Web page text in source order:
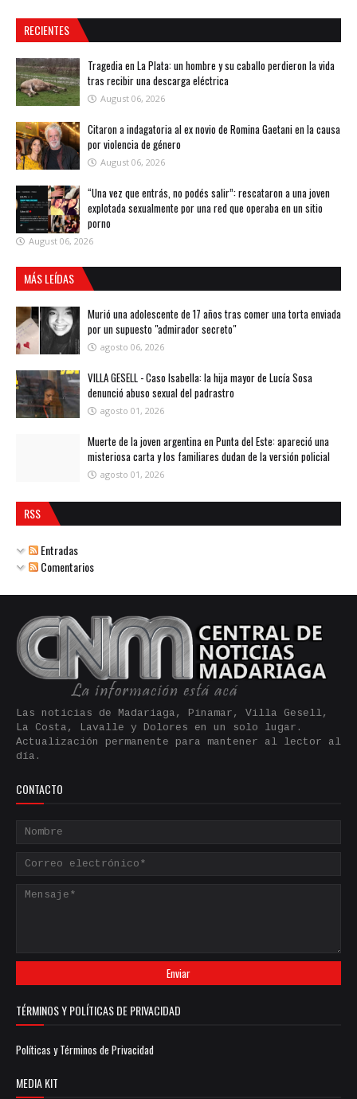
RECIENTES
Tragedia en La Plata: un hombre y su caballo perdieron la vida
tras recibir una descarga eléctrica
August 06, 2026
Citaron a indagatoria al ex novio de Romina Gaetani en la causa
por violencia de género
August 06, 2026
“Una vez que entrás, no podés salir”: rescataron a una joven
explotada sexualmente por una red que operaba en un sitio
porno
August 06, 2026
MÁS LEÍDAS
Murió una adolescente de 17 años tras comer una torta enviada
por un supuesto "admirador secreto"
agosto 06, 2026
VILLA GESELL - Caso Isabella: la hija mayor de Lucía Sosa
denunció abuso sexual del padrastro
agosto 01, 2026
Muerte de la joven argentina en Punta del Este: apareció una
misteriosa carta y los familiares dudan de la versión policial
agosto 01, 2026
RSS
Entradas
Comentarios
Las noticias de Madariaga, Pinamar, Villa Gesell,
La Costa, Lavalle y Dolores en un solo lugar.
Actualización permanente para mantener al lector al
día.
CONTACTO
TÉRMINOS Y POLÍTICAS DE PRIVACIDAD
Políticas y Términos de Privacidad
MEDIA KIT